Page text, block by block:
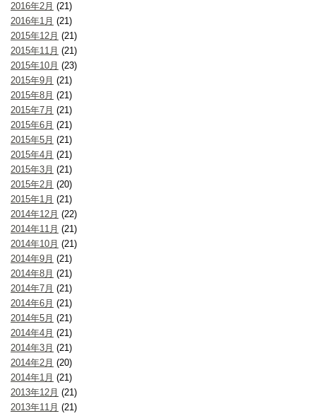
2016年2月 (21)
2016年1月 (21)
2015年12月 (21)
2015年11月 (21)
2015年10月 (23)
2015年9月 (21)
2015年8月 (21)
2015年7月 (21)
2015年6月 (21)
2015年5月 (21)
2015年4月 (21)
2015年3月 (21)
2015年2月 (20)
2015年1月 (21)
2014年12月 (22)
2014年11月 (21)
2014年10月 (21)
2014年9月 (21)
2014年8月 (21)
2014年7月 (21)
2014年6月 (21)
2014年5月 (21)
2014年4月 (21)
2014年3月 (21)
2014年2月 (20)
2014年1月 (21)
2013年12月 (21)
2013年11月 (21)